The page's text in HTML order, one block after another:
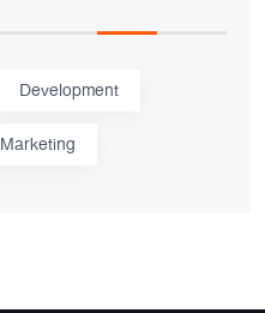
Development
Marketing